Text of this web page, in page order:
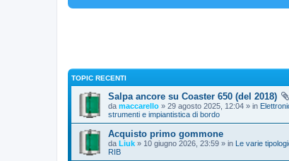
TOPIC RECENTI
Salpa ancore su Coaster 650 (del 2018)
da maccarello » 29 agosto 2025, 12:04 » in
strumenti e impiantistica di bordo
Acquisto primo gommone
da Liuk » 10 giugno 2026, 23:59 » in Le varie
RIB